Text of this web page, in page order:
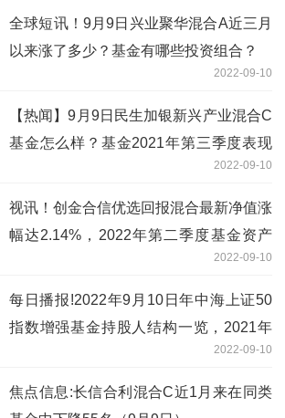
全球短讯！9月9日兴业聚华混合A近三月
以来涨了多少？基金有哪些投资组合？
2022-09-10
【热闻】9月9日民生加银新兴产业混合C
基金怎么样？基金2021年第三季度表现
2022-09-10
视讯！创金合信优选回报混合最新净值涨
幅达2.14%，2022年第二季度基金资产
2022-09-10
每日播报!2022年9月10日年中海上证50
指数增强基金持股人结构一览，2021年
2022-09-10
焦点信息:长信合利混合C近1月来在同类